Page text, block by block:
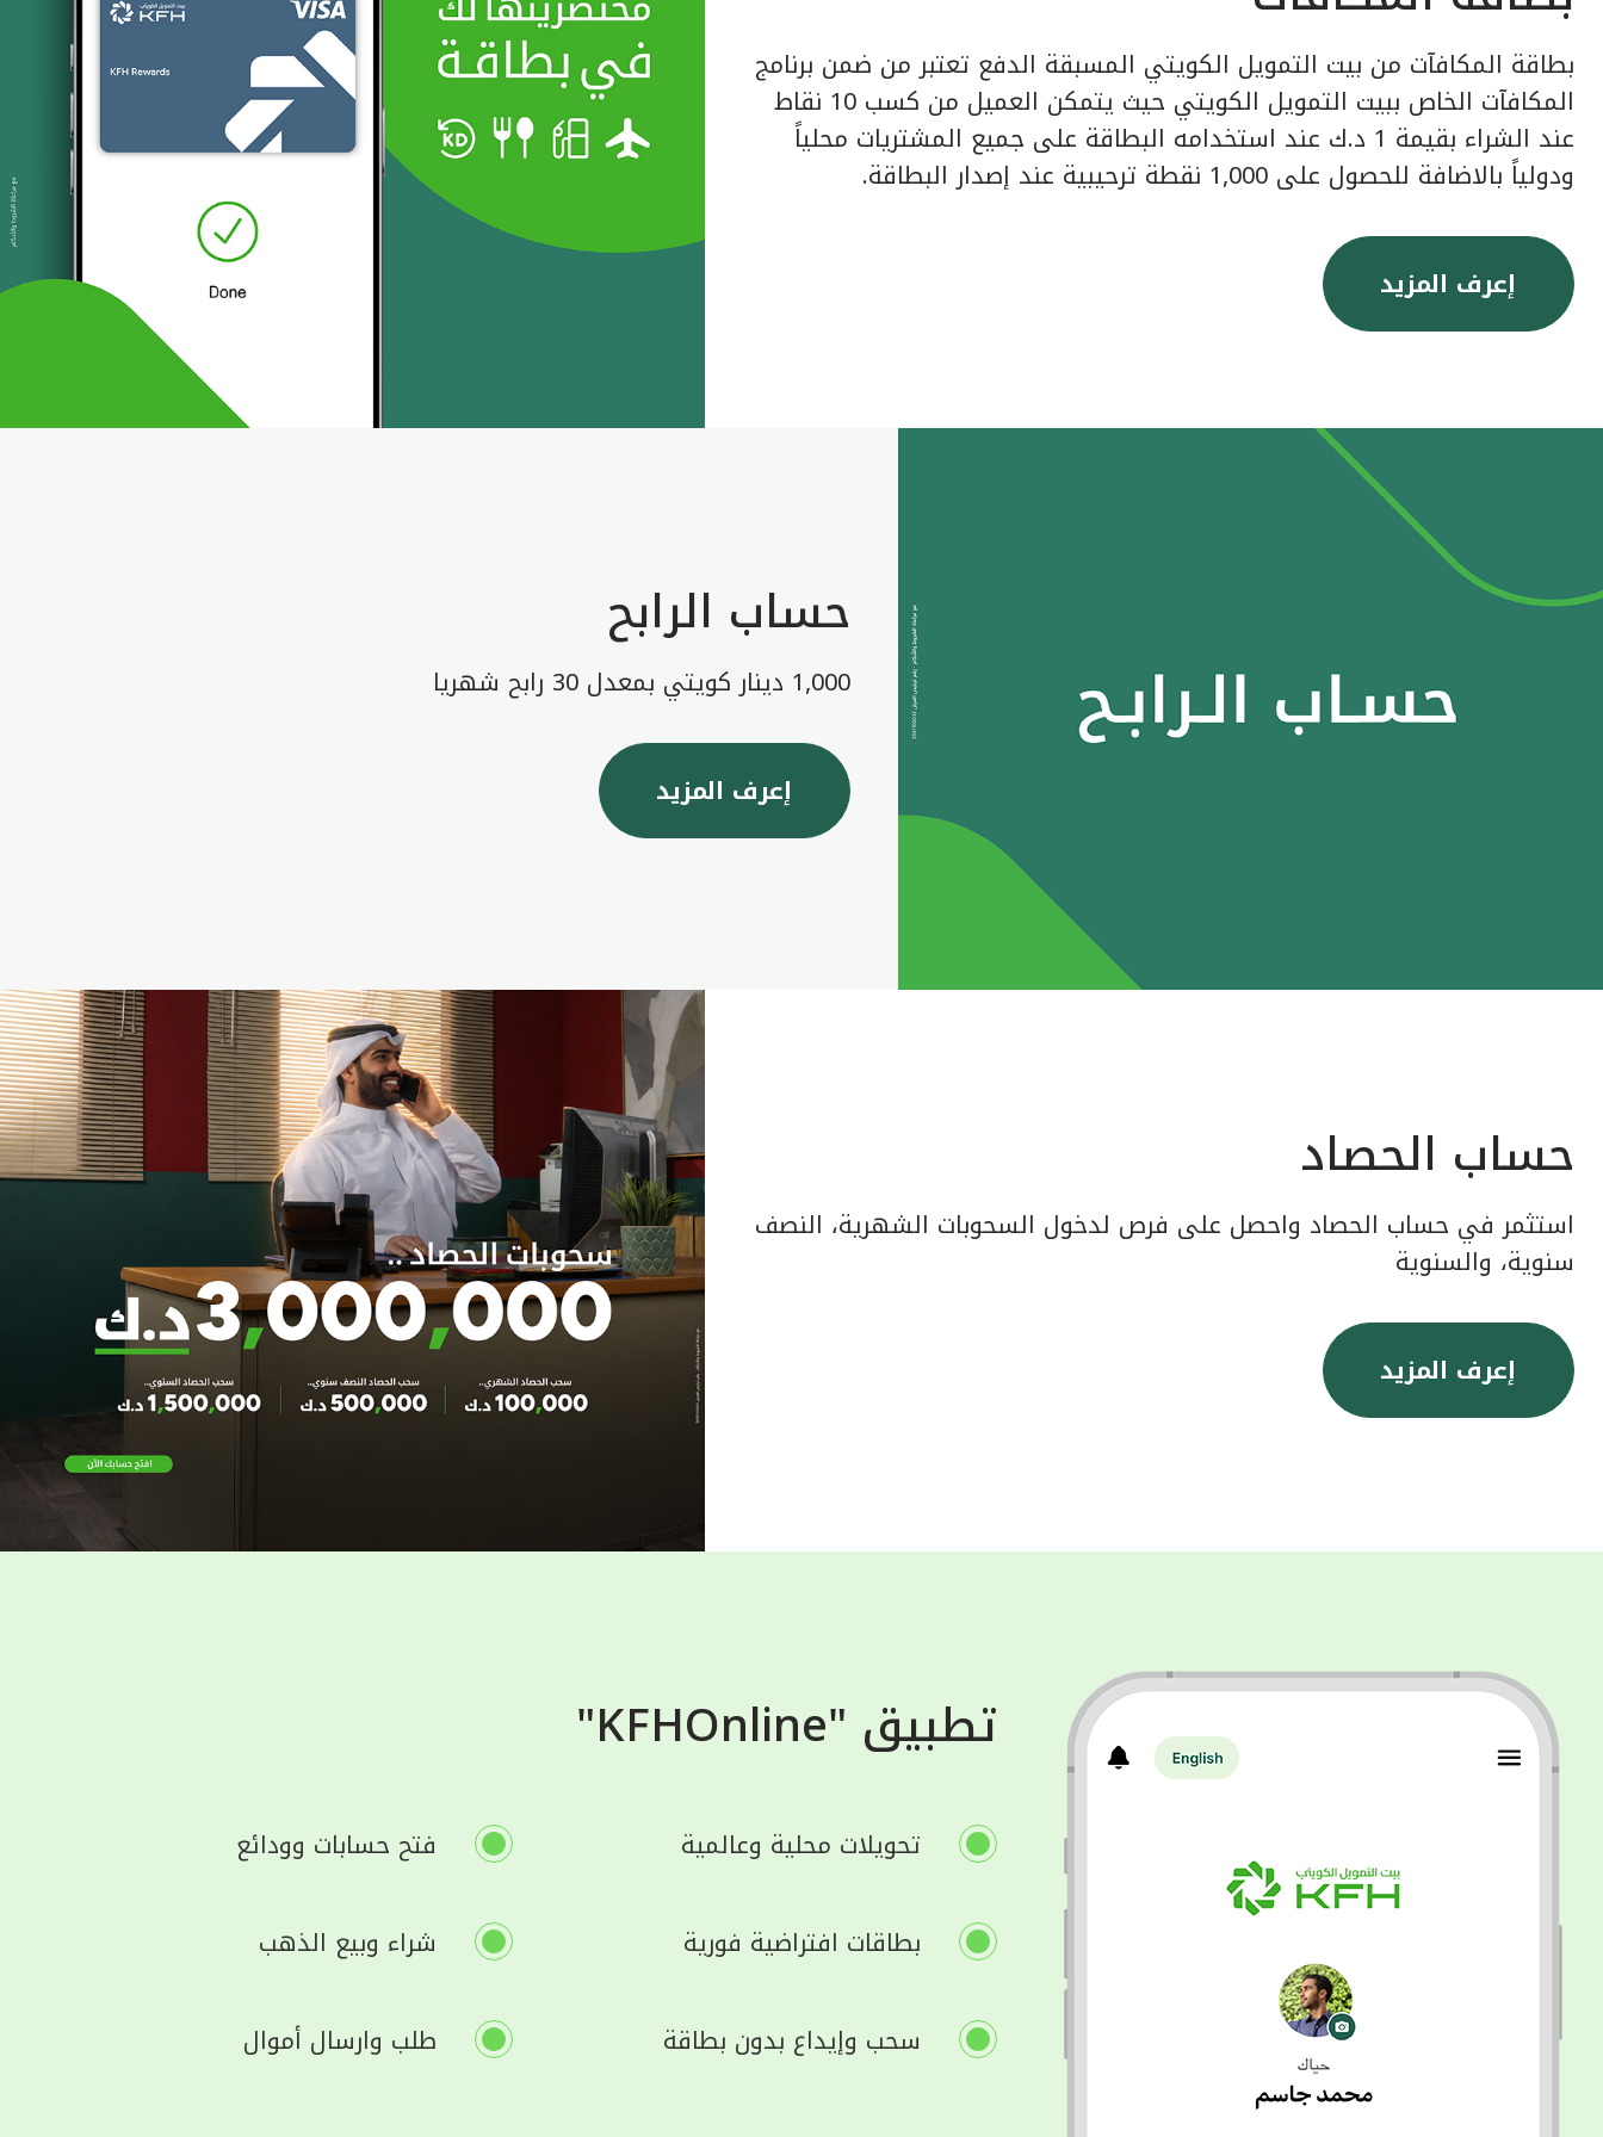
بطاقة المكافآت من بيت التمويل الكويتي المسبقة الدفع تعتبر من ضمن برنامج
المكافآت الخاص ببيت التمويل الكويتي حيث يتمكن العميل من كسب 10 نقاط
عند الشراء بقيمة 1 د.ك عند استخدامه البطاقة على جميع المشتريات محلياً
ودولياً بالاضافة للحصول على 1,000 نقطة ترحيبية عند إصدار البطاقة.
إعرف المزيد
حساب الرابح
1,000 دينار كويتي بمعدل 30 رابح شهريا
إعرف المزيد
حساب الحصاد
استثمر في حساب الحصاد واحصل على فرص لدخول السحوبات الشهرية، النصف
سنوية، والسنوية
إعرف المزيد
تطبيق "KFHOnline"
تحويلات محلية وعالمية فتح حسابات وودائع
بطاقات افتراضية فورية شراء وبيع الذهب
سحب وإيداع بدون بطاقة طلب وارسال أموال